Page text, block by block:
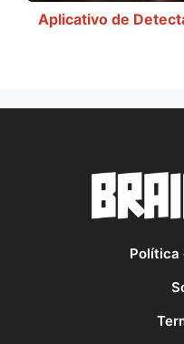
Aplicativo de
Política